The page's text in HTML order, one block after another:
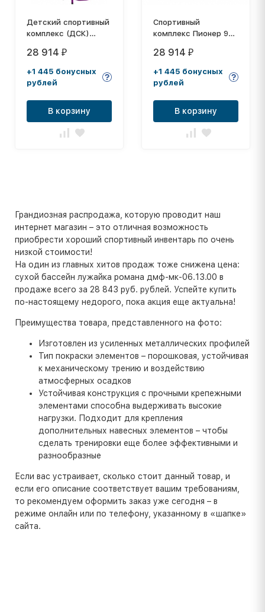
Детский спортивный
комплекс (ДСК)
28 914 ₽
+1 445 бонусных
рублей
В корзину
Спортивный
комплекс Пионер 9
28 914 ₽
+1 445 бонусных
рублей
В корзину
Грандиозная распродажа, которую проводит наш
интернет магазин – это отличная возможность
приобрести хороший спортивный инвентарь по очень
низкой стоимости!
На один из главных хитов продаж тоже снижена цена:
сухой бассейн лужайка романа дмф-мк-06.13.00 в
продаже всего за 28 843 руб. рублей. Успейте купить
по-настоящему недорого, пока акция еще актуальна!
Преимущества товара, представленного на фото:
Изготовлен из усиленных металлических профилей
Тип покраски элементов – порошковая, устойчивая
к механическому трению и воздействию
атмосферных осадков
Устойчивая конструкция с прочными крепежными
элементами способна выдерживать высокие
нагрузки. Подходит для крепления
дополнительных навесных элементов – чтобы
сделать тренировки еще более эффективными и
разнообразные
Если вас устраивает, сколько стоит данный товар, и
если его описание соответствует вашим требованиям,
то рекомендуем оформить заказ уже сегодня – в
режиме онлайн или по телефону, указанному в «шапке»
сайта.